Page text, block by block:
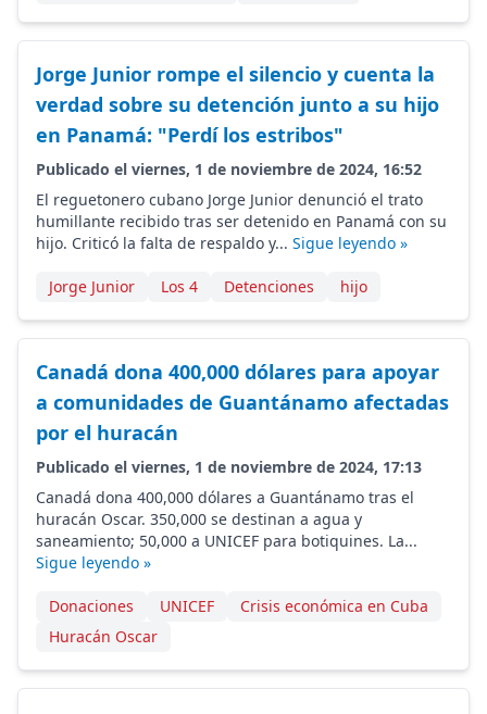
Jorge Junior rompe el silencio y cuenta la
verdad sobre su detención junto a su hijo
en Panamá: "Perdí los estribos"
Publicado el viernes, 1 de noviembre de 2024, 16:52
El reguetonero cubano Jorge Junior denunció el trato
humillante recibido tras ser detenido en Panamá con su
hijo. Criticó la falta de respaldo y... Sigue leyendo »
Jorge Junior Los 4 Detenciones hijo
Canadá dona 400,000 dólares para apoyar
a comunidades de Guantánamo afectadas
por el huracán
Publicado el viernes, 1 de noviembre de 2024, 17:13
Canadá dona 400,000 dólares a Guantánamo tras el
huracán Oscar. 350,000 se destinan a agua y
saneamiento; 50,000 a UNICEF para botiquines. La...
Sigue leyendo »
Donaciones UNICEF
Crisis económica en Cuba
Huracán Oscar